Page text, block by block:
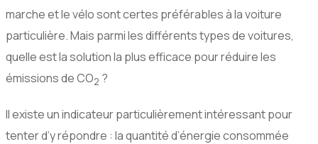
marche et le vélo sont certes préférables à la voiture
particulière. Mais parmi les différents types de voitures,
quelle est la solution la plus efficace pour réduire les
émissions deCO2 ?
Il existe un indicateur particulièrement intéressant pour
tenter d’y répondre : la quantité d’énergie consommée